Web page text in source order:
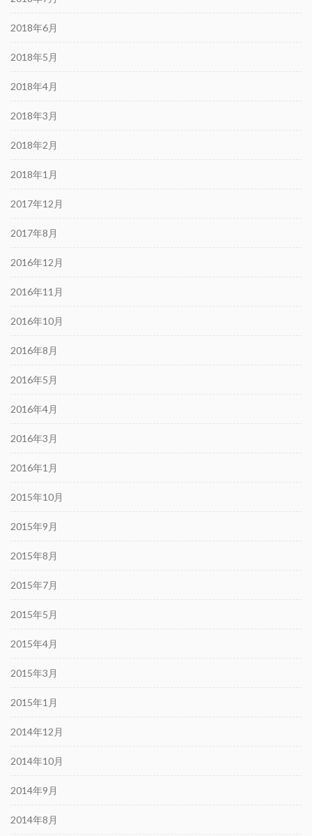
2018年6月
2018年5月
2018年4月
2018年3月
2018年2月
2018年1月
2017年12月
2017年8月
2016年12月
2016年11月
2016年10月
2016年8月
2016年5月
2016年4月
2016年3月
2016年1月
2015年10月
2015年9月
2015年8月
2015年7月
2015年5月
2015年4月
2015年3月
2015年1月
2014年12月
2014年10月
2014年9月
2014年8月